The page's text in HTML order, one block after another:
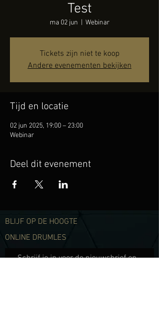
Test
ma 02 jun Webinar
Tickets zijn niet te koop
Andere evenementen bekijken
Tijd en locatie
02 jun 2025, 19:00 – 23:00
Webinar
Deel dit evenement
BLIJF OP DE HOOGTE
ONLINE DRUMLES
Cursussen Drums
PRIVELESSEN
Kalender
Leerlingen+
Schrijf je in voor de nieuwsbrief en